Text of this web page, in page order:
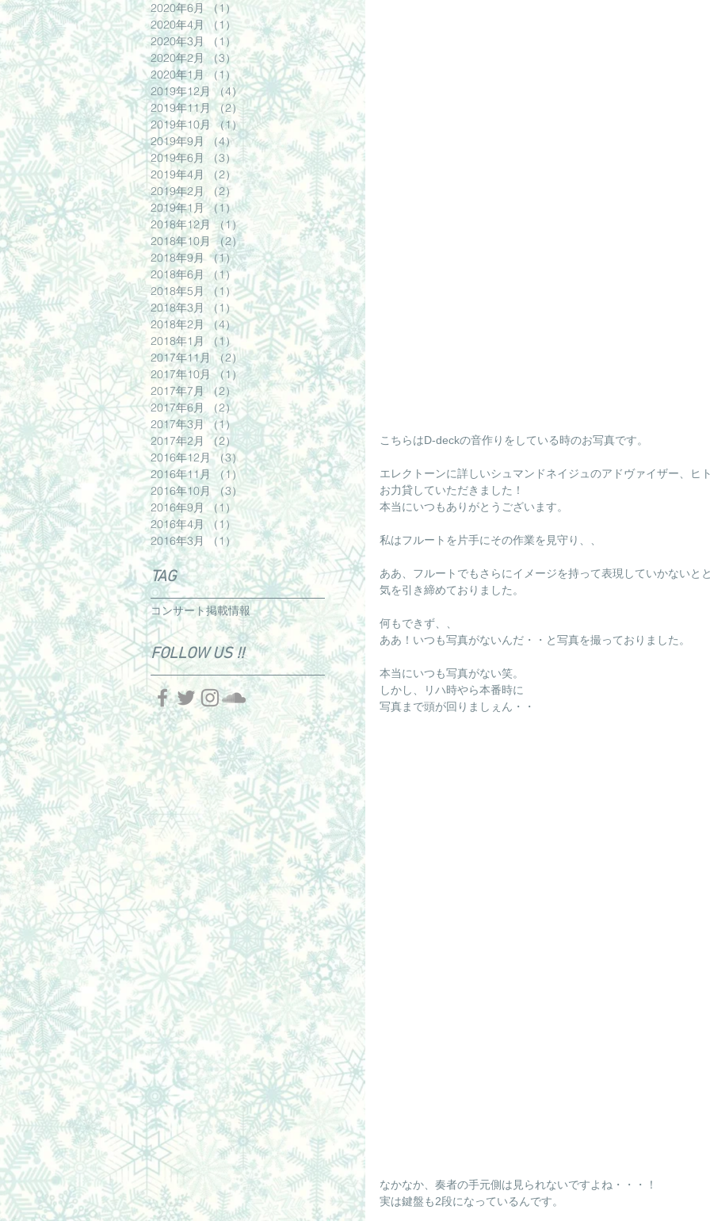
2020年6月 （1）1件の記事
2020年4月
（1）
1件の記事
2020年3月
（1）
1件の記事
2020年2月
（3）3件の記事
2020年1月 （1）1件の記事
2019年12月 （4）4件の記事
2019年11月 （2） 2件の記事
2019年10月 （1） 1件の記事
2019年9月
（4）4件の記事
2019年6月
（3）3件の記事
2019年4月
（2）2件の記事
2019年2月
（2）
2件の記事
2019年1月 （1） 1件の記事
2018年12月 （1）1件の記事
2018年10月 （2）2件の記事
2018年9月 （1）1件の記事
2018年6月
（1） 1件の記事
2018年5月
（1）1件の記事
2018年3月
（1）1件の記事
2018年2月
（4）4件の記事
2018年1月
（1）
1件の記事
2017年11月 （2）2件の記事
2017年10月 （1）1件の記事
2017年7月 （2）2件の記事
2017年6月
（2）2件の記事
2017年3月 （1）1件の記事
2017年2月 （2）
2件の記事
2016年12月 （3） 3件の記事
2016年11月
（1）1件の記事
2016年10月
（3） 3件の記事
2016年9月 （1）
1件の記事
2016年4月
（1）
1件の記事
2016年3月
（1） 1件の記事
TAG
コンサート掲載情報
FOLLOW US !!
こちらはD-deckの音作りをしている時のお写真です。
エレクトーンに詳しいシュマンドネイジュのアドヴァイザー、ヒ
お力貸していただきました！
本当にいつもありがとうございます。
私はフルートを片手にその作業を見守り、、
ああ、フルートでもさらにイメージを持って表現していかないと
気を引き締めておりました。
何もできず、、
ああ！いつも写真がないんだ・・と写真を撮っておりました。
本当にいつも写真がない笑。
しかし、リハ時やら本番時に
写真まで頭が回りましぇん・・
なかなか、奏者の手元側は見られないですよね・・・！
実は鍵盤も2段になっているんです。